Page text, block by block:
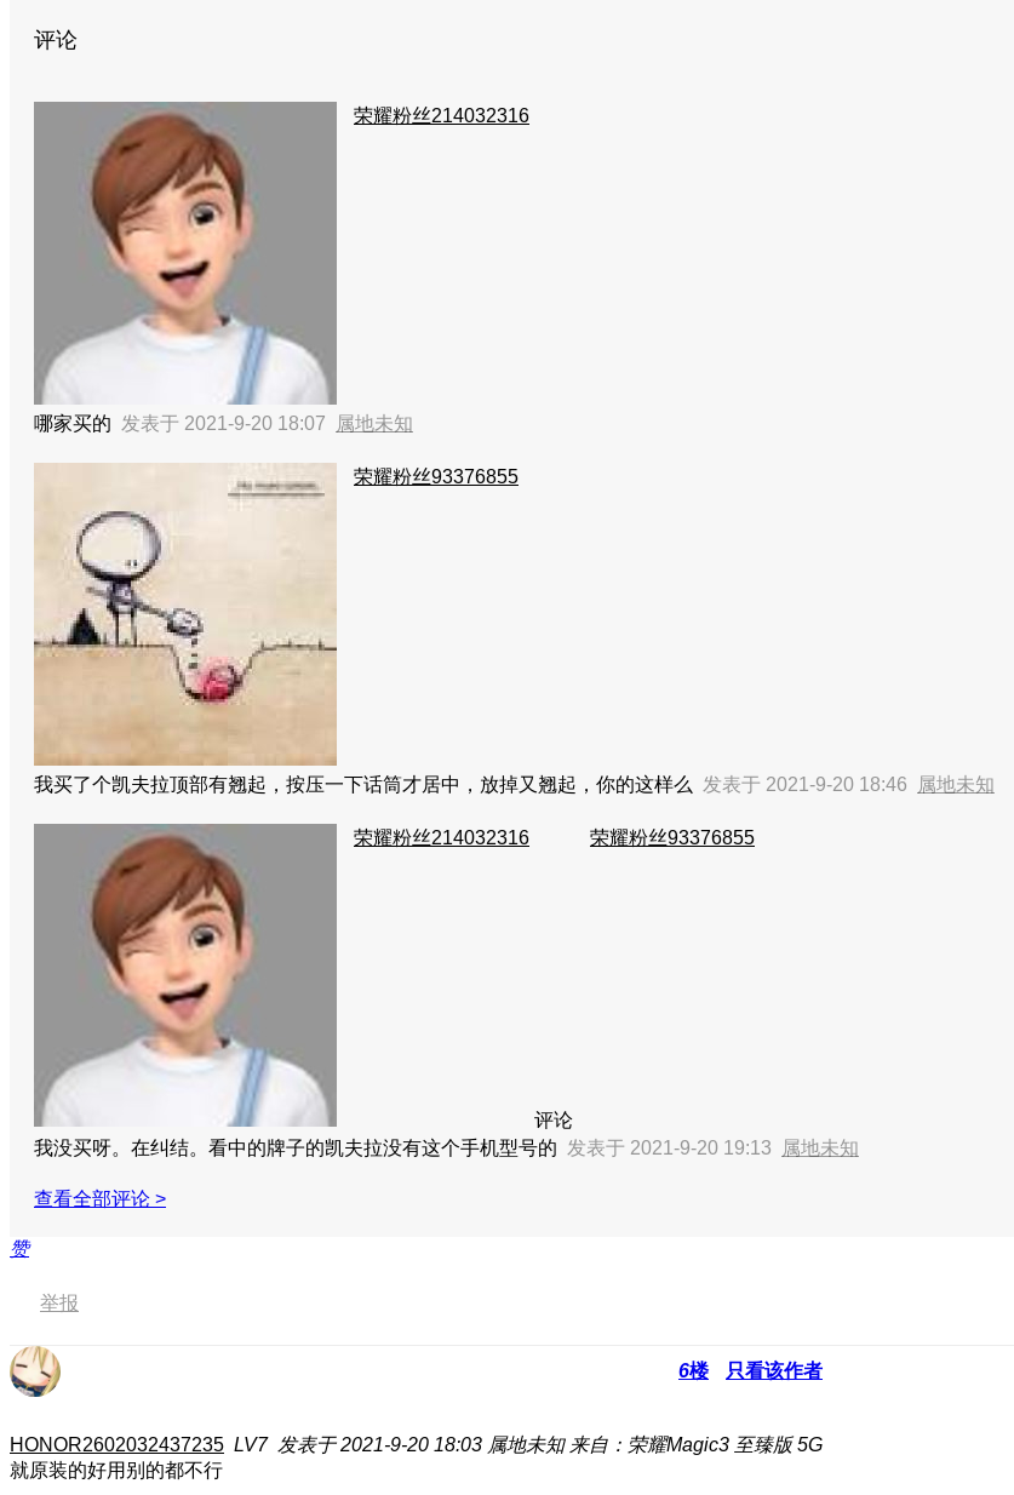
评论
荣耀粉丝214032316
哪家买的 发表于 2021-9-20 18:07 属地未知
荣耀粉丝93376855
我买了个凯夫拉顶部有翘起，按压一下话筒才居中，放掉又翘起，你的这样么 发表于 2021-9-20 18:46 属地未知
荣耀粉丝214032316
评论
荣耀粉丝93376855
我没买呀。在纠结。看中的牌子的凯夫拉没有这个手机型号的 发表于 2021-9-20 19:13 属地未知
查看全部评论 >
赞
举报
6楼 只看该作者
HONOR2602032437235 LV7 发表于 2021-9-20 18:03 属地未知 来自：荣耀Magic3 至臻版 5G
就原装的好用别的都不行